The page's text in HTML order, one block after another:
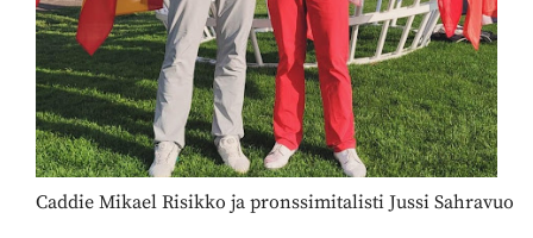
Caddie Mikael Risikko ja pronssimitalisti Jussi Sahravuo